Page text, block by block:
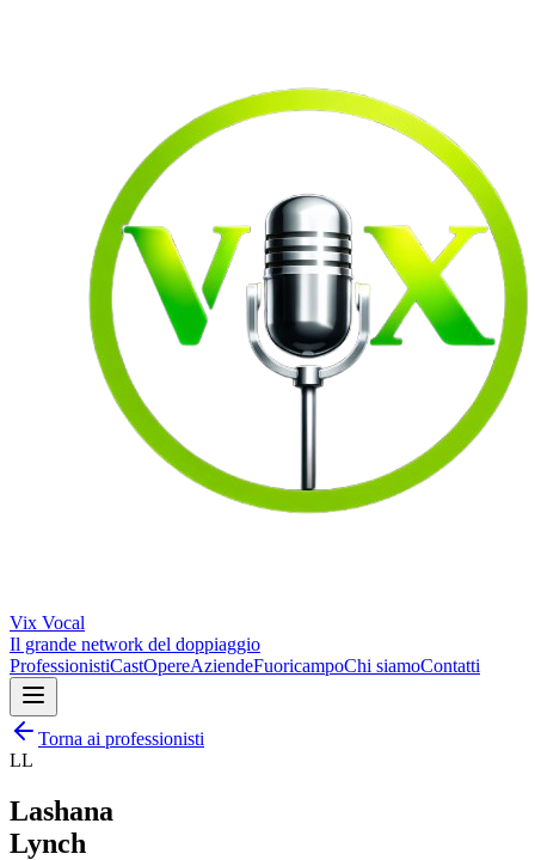
Vix Vocal
Il grande network del doppiaggio
ProfessionistiCastOpereAziendeFuoricampoChi siamoContatti
Torna ai professionisti
LL
Lashana
Lynch